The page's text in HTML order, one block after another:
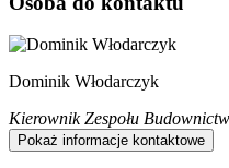
Dominik Włodarczyk
Kierownik Zespołu
Pokaż informacje kontaktowe